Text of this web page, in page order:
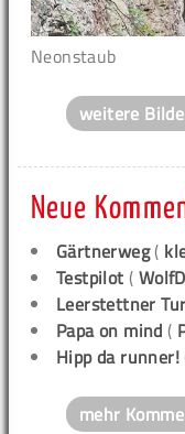
Neonstaub
weitere
Neue
Gärtnerweg(
Testpilot (
Leerstettner
Papa on mind (
Hipp da runner!
mehr